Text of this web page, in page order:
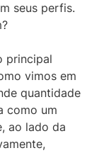
seus perfis.
principal
vimos em
quantidade
como um
ao lado da